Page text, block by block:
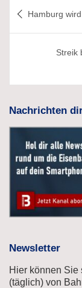
Hamburg
Streik
Nachrichten
Newsletter
Hier können Sie
(täglich) von